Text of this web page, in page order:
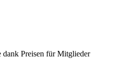
dank Preisen für Mitglieder